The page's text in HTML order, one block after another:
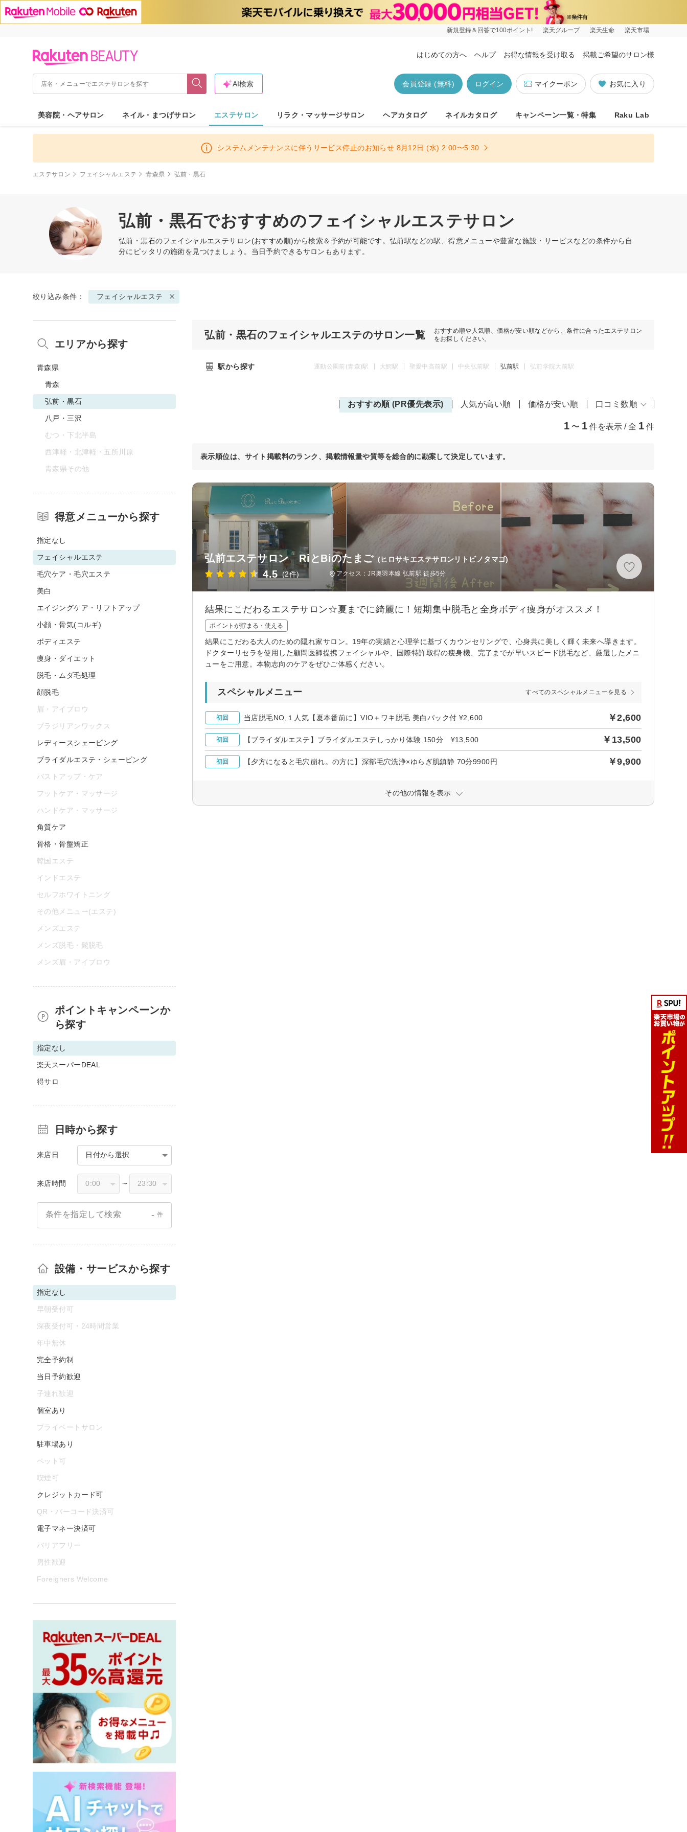
新規登録＆回答で100ポイント! 楽天グループ 楽天生命 楽天市場
はじめての方へ ヘルプ お得な情報を受け取る 掲載ご希望のサロン様
お気に入り
マイクーポン
ログイン
会員登録 (無料)
AI検索
美容院・ヘアサロン ネイル・まつげサロン エステサロン リラク・マッサージサロン ヘアカタログ ネイルカタログ キャンペーン一覧・特集 Raku Lab
システムメンテナンスに伴うサービス停止のお知らせ 8月12日 (水) 2:00〜5:30
エステサロン フェイシャルエステ 青森県 弘前・黒石
弘前・黒石でおすすめのフェイシャルエステサロン
弘前・黒石のフェイシャルエステサロン(おすすめ順)から検索＆予約が可能です。弘前駅などの駅、得意メニューや豊富な施設・サービスなどの条件から自
分にピッタリの施術を見つけましょう。当日予約できるサロンもあります。
絞り込み条件： フェイシャルエステ
弘前・黒石のフェイシャルエステのサロン一覧
おすすめ順や人気順、価格が安い順などから、条件に合ったエステサロン
をお探しください。
駅から探す 運動公園前(青森)駅 大鰐駅 聖愛中高前駅 中央弘前駅 弘前駅 弘前学院大前駅
おすすめ順 (PR優先表示) 人気が高い順 価格が安い順 口コミ数順
1 〜 1 件を表示 / 全 1 件
表示順位は、サイト掲載料のランク、掲載情報量や質等を総合的に勘案して決定しています。
弘前エステサロン RiとBiのたまご (ヒロサキエステサロンリトビノタマゴ)
4.5 (2件) アクセス：JR奥羽本線 弘前駅 徒歩5分
結果にこだわるエステサロン☆夏までに綺麗に！短期集中脱毛と全身ボディ痩身がオススメ！
ポイントが貯まる・使える
結果にこだわる大人のための隠れ家サロン。19年の実績と心理学に基づくカウンセリングで、心身共に美しく輝く未来へ導きます。
ドクターリセラを使用した顧問医師提携フェイシャルや、国際特許取得の痩身機、完了までが早いスピード脱毛など、厳選したメニ
ューをご用意。本物志向のケアをぜひご体感ください。
スペシャルメニュー すべてのスペシャルメニューを見る
初回 当店脱毛NO,１人気【夏本番前に】VIO＋ワキ脱毛 美白パック付 ¥2,600 ￥2,600
初回 【ブライダルエステ】ブライダルエステしっかり体験 150分 ¥13,500 ￥13,500
初回 【夕方になると毛穴崩れ。の方に】深部毛穴洗浄×ゆらぎ肌鎮静 70分9900円 ￥9,900
その他の情報を表示
エリアから探す
青森県
青森
弘前・黒石
八戸・三沢
むつ・下北半島
西津軽・北津軽・五所川原
青森県その他
得意メニューから探す
指定なし
フェイシャルエステ
毛穴ケア・毛穴エステ
美白
エイジングケア・リフトアップ
小顔・骨気(コルギ)
ボディエステ
痩身・ダイエット
脱毛・ムダ毛処理
顔脱毛
眉・アイブロウ
ブラジリアンワックス
レディースシェービング
ブライダルエステ・シェービング
バストアップ・ケア
フットケア・マッサージ
ハンドケア・マッサージ
角質ケア
骨格・骨盤矯正
韓国エステ
インドエステ
セルフホワイトニング
その他メニュー(エステ)
メンズエステ
メンズ脱毛・髭脱毛
メンズ眉・アイブロウ
ポイントキャンペーンか
ら探す
指定なし
楽天スーパーDEAL
得サロ
日時から探す
来店日 日付から選択
来店時間 〜
条件を指定して検索 - 件
設備・サービスから探す
指定なし
早朝受付可
深夜受付可・24時間営業
年中無休
完全予約制
当日予約歓迎
子連れ歓迎
個室あり
プライベートサロン
駐車場あり
ペット可
喫煙可
クレジットカード可
QR・バーコード決済可
電子マネー決済可
バリアフリー
男性歓迎
Foreigners Welcome